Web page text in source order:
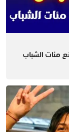
مئات الشباب